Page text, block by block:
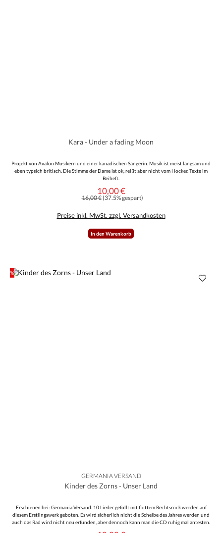
Kara - Under a fading Moon
Projekt von Avalon Musikern und einer kanadischen Sängerin. Musik ist meist langsam und
eben typsich britisch. Die Stimme der Dame ist ok, reißt aber nicht vom Hocker. Texte im
Beiheft.
Verkaufspreis:
10,00 €
Regulärer Preis:
16,00 €(37.5% gespart)
Preise inkl. MwSt. zzgl. Versandkosten
In den Warenkorb
Rabatt
%
GERMANIA VERSAND
Kinder des Zorns - Unser Land
Erschienen bei: Germania Versand. 10 Lieder gefüllt mit flottem Rechtsrock werden auf
diesem Erstlingswerk geboten. Es wird sicherlich nicht die Scheibe des Jahres werden und
auch das Rad wird nicht neu erfunden, aber dennoch kann man die CD ruhig mal antesten.